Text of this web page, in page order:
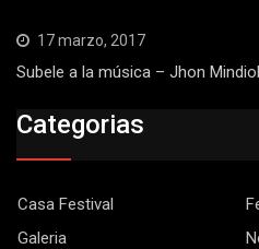
17 marzo, 2017
Subele a la música – Jhon
Categorias
Casa Festival
Galeria